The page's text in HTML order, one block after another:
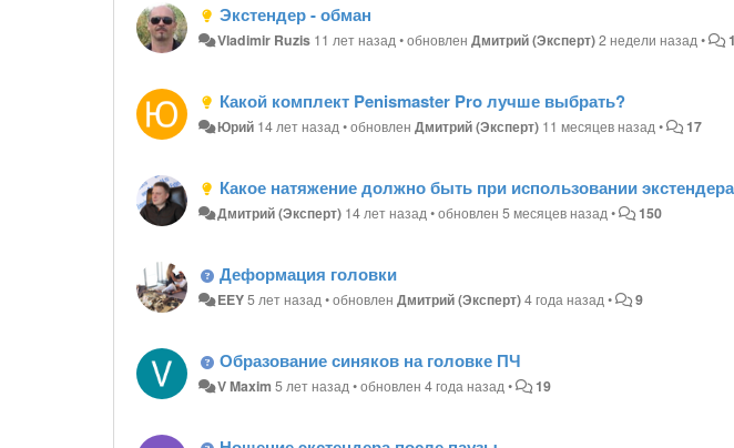
Экстендер - обман
Vladimir Ruzis 11 лет назад•обновленДмитрий (Эксперт)2 недели назад•
Какой комплект Penismaster Pro лучше выбрать?
Юрий 14 лет назад•обновленДмитрий (Эксперт) 11 месяцев назад• 17
Какое натяжение должно быть при использовании
Дмитрий (Эксперт) 14 лет назад•обновлен5 месяцев назад• 150
Деформация головки
EEY5 лет назад•обновленДмитрий (Эксперт)4 года назад• 9
Образование синяков на головке ПЧ
V Maxim 5 лет назад•обновлен4 года назад• 19